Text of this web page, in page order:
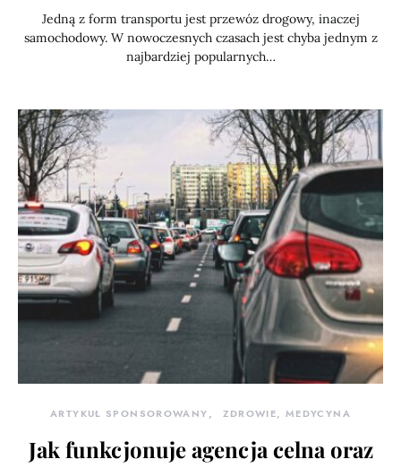
Jedną z form transportu jest przewóz drogowy, inaczej
samochodowy. W nowoczesnych czasach jest chyba jednym z
najbardziej popularnych…
ARTYKUŁ SPONSOROWANY ZDROWIE, MEDYCYNA
Jak funkcjonuje agencja celna oraz